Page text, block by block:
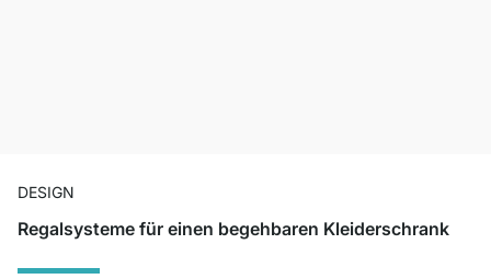
DESIGN
Regalsysteme für einen begehbaren Kleiderschrank